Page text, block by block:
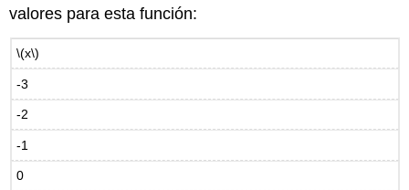
valores para esta función:
\(x\)
-3
-2
-1
0